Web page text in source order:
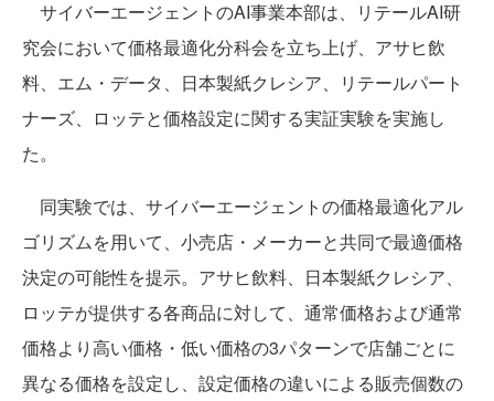
サイバーエージェントのAI事業本部は、リテールAI研
究会において価格最適化分科会を立ち上げ、アサヒ飲
料、エム・データ、日本製紙クレシア、リテールパート
ナーズ、ロッテと価格設定に関する実証実験を実施し
た。
同実験では、サイバーエージェントの価格最適化アル
ゴリズムを用いて、小売店・メーカーと共同で最適価格
決定の可能性を提示。アサヒ飲料、日本製紙クレシア、
ロッテが提供する各商品に対して、通常価格および通常
価格より高い価格・低い価格の3パターンで店舗ごとに
異なる価格を設定し、設定価格の違いによる販売個数の